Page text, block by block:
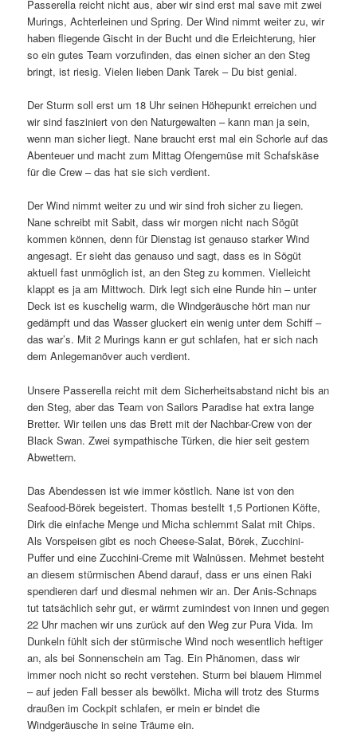
Passerella reicht nicht aus, aber wir sind erst mal save mit zwei
Murings, Achterleinen und Spring. Der Wind nimmt weiter zu, wir
haben fliegende Gischt in der Bucht und die Erleichterung, hier
so ein gutes Team vorzufinden, das einen sicher an den Steg
bringt, ist riesig. Vielen lieben Dank Tarek – Du bist genial.
Der Sturm soll erst um 18 Uhr seinen Höhepunkt erreichen und
wir sind fasziniert von den Naturgewalten – kann man ja sein,
wenn man sicher liegt. Nane braucht erst mal ein Schorle auf das
Abenteuer und macht zum Mittag Ofengemüse mit Schafskäse
für die Crew – das hat sie sich verdient.
Der Wind nimmt weiter zu und wir sind froh sicher zu liegen.
Nane schreibt mit Sabit, dass wir morgen nicht nach Sögüt
kommen können, denn für Dienstag ist genauso starker Wind
angesagt. Er sieht das genauso und sagt, dass es in Sögüt
aktuell fast unmöglich ist, an den Steg zu kommen. Vielleicht
klappt es ja am Mittwoch. Dirk legt sich eine Runde hin – unter
Deck ist es kuschelig warm, die Windgeräusche hört man nur
gedämpft und das Wasser gluckert ein wenig unter dem Schiff –
das war’s. Mit 2 Murings kann er gut schlafen, hat er sich nach
dem Anlegemanöver auch verdient.
Unsere Passerella reicht mit dem Sicherheitsabstand nicht bis an
den Steg, aber das Team von Sailors Paradise hat extra lange
Bretter. Wir teilen uns das Brett mit der Nachbar-Crew von der
Black Swan. Zwei sympathische Türken, die hier seit gestern
Abwettern.
Das Abendessen ist wie immer köstlich. Nane ist von den
Seafood-Börek begeistert. Thomas bestellt 1,5 Portionen Köfte,
Dirk die einfache Menge und Micha schlemmt Salat mit Chips.
Als Vorspeisen gibt es noch Cheese-Salat, Börek, Zucchini-
Puffer und eine Zucchini-Creme mit Walnüssen. Mehmet besteht
an diesem stürmischen Abend darauf, dass er uns einen Raki
spendieren darf und diesmal nehmen wir an. Der Anis-Schnaps
tut tatsächlich sehr gut, er wärmt zumindest von innen und gegen
22 Uhr machen wir uns zurück auf den Weg zur Pura Vida. Im
Dunkeln fühlt sich der stürmische Wind noch wesentlich heftiger
an, als bei Sonnenschein am Tag. Ein Phänomen, dass wir
immer noch nicht so recht verstehen. Sturm bei blauem Himmel
– auf jeden Fall besser als bewölkt. Micha will trotz des Sturms
draußen im Cockpit schlafen, er mein er bindet die
Windgeräusche in seine Träume ein.